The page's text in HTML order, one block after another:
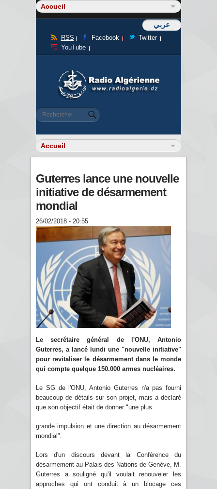
عربي
RSS Facebook
Twitter
YouTube
Formulaire de recherche
Rechercher
Guterres lance une nouvelle
initiative de désarmement
mondial
26/02/2018 - 20:55
Le secrétaire général de l'ONU, Antonio
Guterres, a lancé lundi une "nouvelle initiative"
pour revitaliser le désarmement dans le monde
qui compte quelque 150.000 armes nucléaires.
Le SG de l'ONU, Antonio Guterres n'a pas fourni
beaucoup de détails sur son projet, mais a déclaré
que son objectif était de donner "une plus
grande impulsion et une direction au désarmement
mondial".
Lors d'un discours devant la Conférence du
désarmement au Palais des Nations de Genève, M.
Guterres a souligné qu'il voulait renouveler les
approches qui ont conduit à un blocage ces